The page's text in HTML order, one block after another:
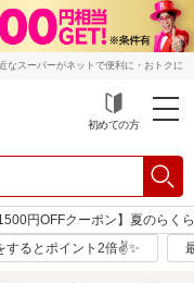
なスーパーがネットで便利に・おトクに
初めての方
1500円OFFクーポン】夏のらく
するとポイント2倍✌✨